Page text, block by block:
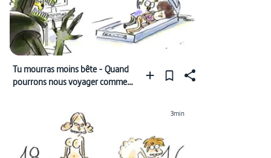
Tu mourras moins bête - Quand
pourrons nous voyager comme
3min